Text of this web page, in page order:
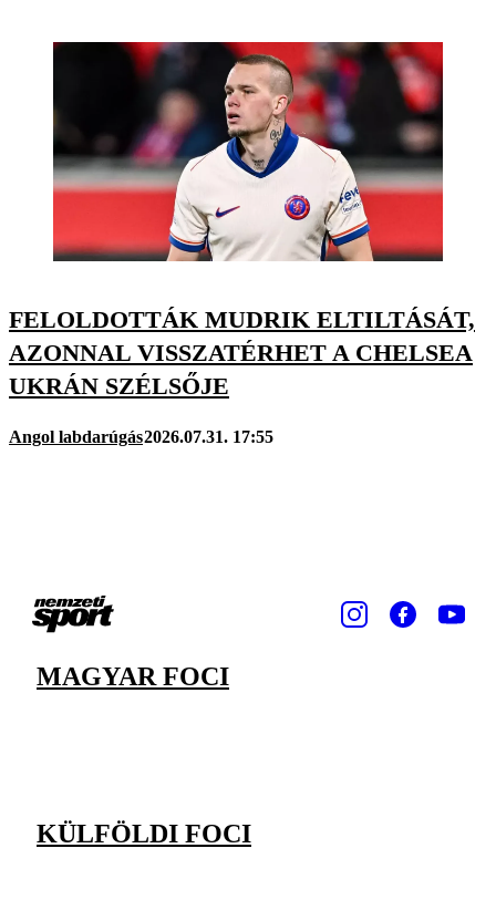
FELOLDOTTÁK MUDRIK ELTILTÁSÁT,
AZONNAL VISSZATÉRHET A CHELSEA
UKRÁN SZÉLSŐJE
Angol labdarúgás2026.07.31. 17:55
MAGYAR FOCI
KÜLFÖLDI FOCI